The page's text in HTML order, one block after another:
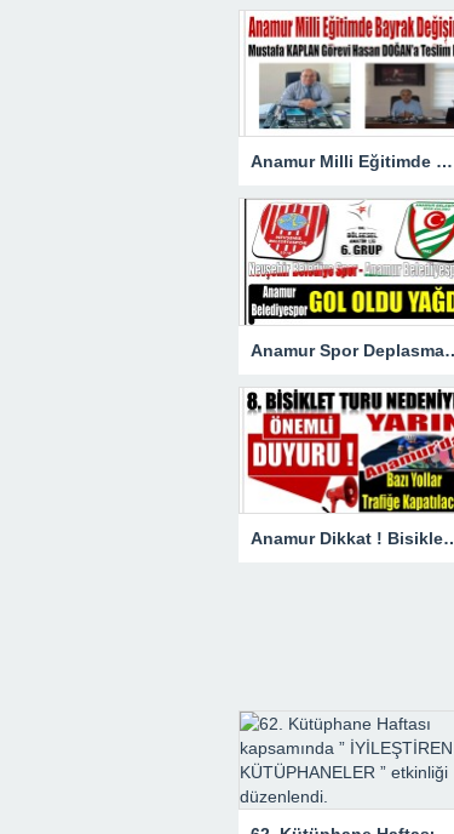
Anamur Milli Eğitimde Görev Değişimi : Hasan DOĞAN Atandı
Anamur Spor
Anamur Dikkat ! Bisiklet